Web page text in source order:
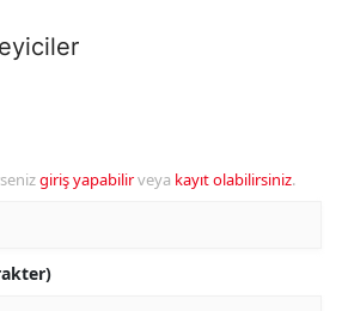
giriş yapabilirveya kayıt olabilirsiniz.